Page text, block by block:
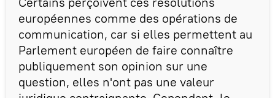
européennes comme des opérations de
communication, car si elles permettent au
Parlement européen de faire connaître
publiquement son opinion sur une
question, elles n'ont pas une valeur